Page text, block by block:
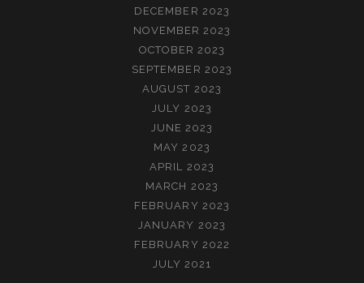
DECEMBER 2023
NOVEMBER 2023
OCTOBER 2023
SEPTEMBER 2023
AUGUST 2023
JULY 2023
JUNE 2023
MAY 2023
APRIL 2023
MARCH 2023
FEBRUARY 2023
JANUARY 2023
FEBRUARY 2022
JULY 2021